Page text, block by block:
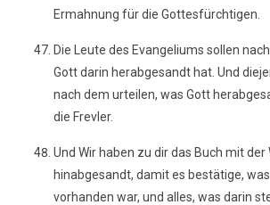
Ermahnung für die Gottesfürchtigen.
Die Leute des Evangeliums sollen
Gott darin herabgesandt hat. Und
nach dem urteilen, was Gott
die Frevler.
Und Wir haben zu dir das Buch mit der
hinabgesandt, damit es bestätige,
vorhanden war, und alles, was darin